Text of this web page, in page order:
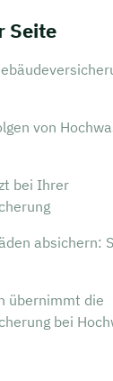
Seite
von
bei Ihrer
absichern:
übernimmt die
bei